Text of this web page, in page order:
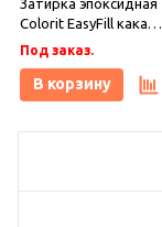
Затирка эпоксидная
Colorit EasyFill какао 1
кг, Плитонит
Под заказ.
В корзину